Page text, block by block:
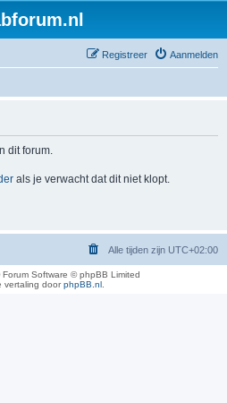
Aanmelden
Registreer
dit forum.
als je verwacht dat dit niet klopt.
Alle tijden zijn UTC+02:00
Forum Software © phpBB Limited
vertaling doorphpBB.nl